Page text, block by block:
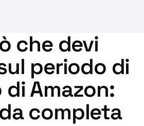
che devi
periodo di
di Amazon:
completa